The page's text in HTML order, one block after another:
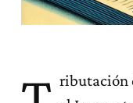
ributación